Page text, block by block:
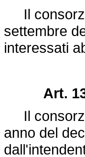
Il
settembre
interessati
Art.
Il
anno del